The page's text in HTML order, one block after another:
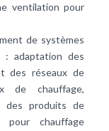
ventilation pour
de systèmes
: adaptation des
des réseaux de
de chauffage,
des produits de
pour chauffage